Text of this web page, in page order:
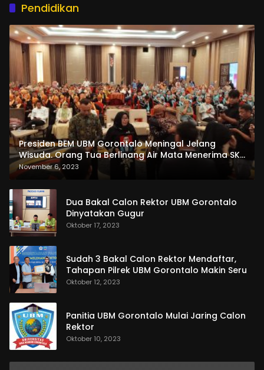
Pendidikan
Presiden BEM UBM Gorontalo Meningal Jelang
Wisuda. Orang Tua Berlinang Air Mata Menerima SKL
dan Pemasangan Salempang
November 6, 2023
Dua Bakal Calon Rektor UBM Gorontalo
Dinyatakan Gugur
Oktober 17, 2023
Sudah 3 Bakal Calon Rektor Mendaftar,
Tahapan Pilrek UBM Gorontalo Makin Seru
Oktober 12, 2023
Panitia UBM Gorontalo Mulai Jaring Calon
Rektor
Oktober 10, 2023